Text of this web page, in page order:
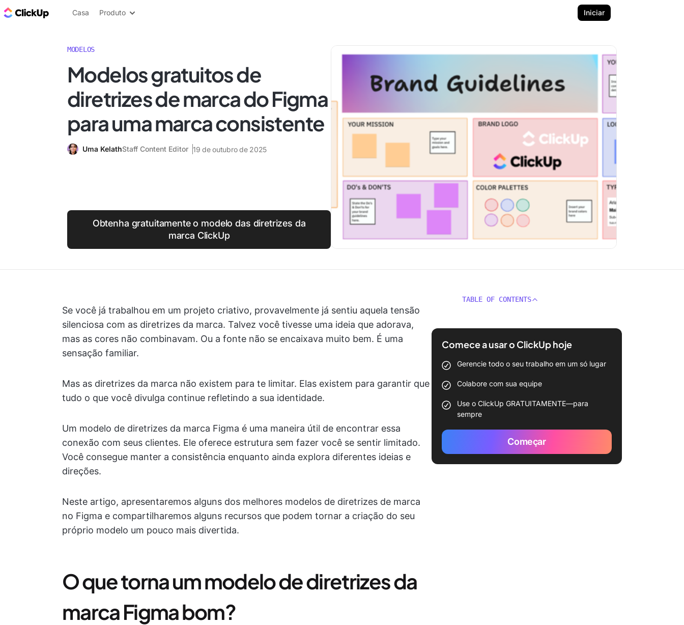
ClickUp Blogue
Casa Produto Iniciar
MODELOS
Modelos gratuitos de
diretrizes de marca do Figma
para uma marca consistente
Uma KelathStaff Content Editor 19 de outubro de 2025
Obtenha gratuitamente o modelo das diretrizes da
marca ClickUp
Se você já trabalhou em um projeto criativo, provavelmente já sentiu aquela tensão
silenciosa com as diretrizes da marca. Talvez você tivesse uma ideia que adorava,
mas as cores não combinavam. Ou a fonte não se encaixava muito bem. É uma
sensação familiar.
Mas as diretrizes da marca não existem para te limitar. Elas existem para garantir que
tudo o que você divulga continue refletindo a sua identidade.
Um modelo de diretrizes da marca Figma é uma maneira útil de encontrar essa
conexão com seus clientes. Ele oferece estrutura sem fazer você se sentir limitado.
Você consegue manter a consistência enquanto ainda explora diferentes ideias e
direções.
Neste artigo, apresentaremos alguns dos melhores modelos de diretrizes de marca
no Figma e compartilharemos alguns recursos que podem tornar a criação do seu
próprio modelo um pouco mais divertida.
O que torna um modelo de diretrizes da
marca Figma bom?
TABLE OF CONTENTS
Comece a usar o ClickUp hoje
Gerencie todo o seu trabalho em um só lugar
Colabore com sua equipe
Use o ClickUp GRATUITAMENTE—para
sempre
Começar